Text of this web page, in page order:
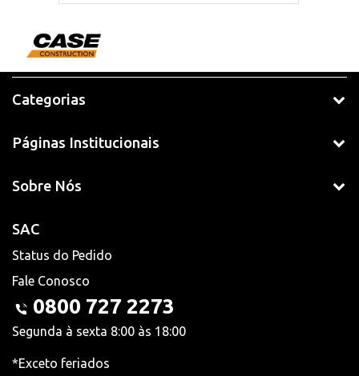
Categorias
Páginas Institucionais
Sobre Nós
SAC
Status do Pedido
Fale Conosco
0800 727 2273
Segunda à sexta 8:00 às 18:00
*Exceto feriados